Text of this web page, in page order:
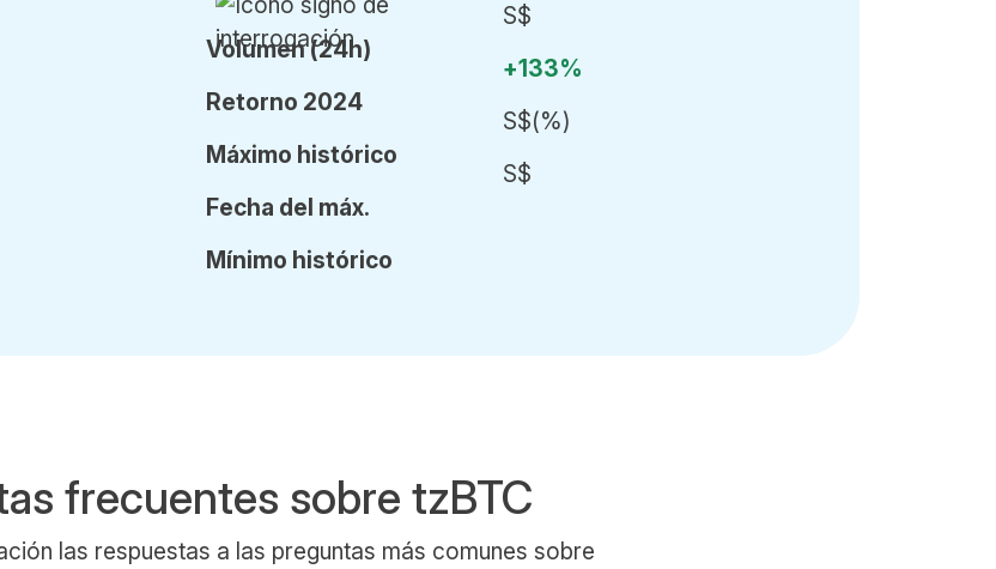
Volumen(24h)
Retorno 2024
Máximo histórico
Fecha del máx.
Mínimo histórico
S$
+133%
S$(%)
S$
frecuentes sobre tzBTC
las respuestas a las preguntas más comunes sobre